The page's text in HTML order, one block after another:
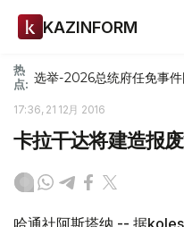
KAZINFORM
热
点: 选举-2026总统府任免事件
17:36, 21 12月 2016
卡拉干达将建造报
哈通社阿斯塔纳 -- 据